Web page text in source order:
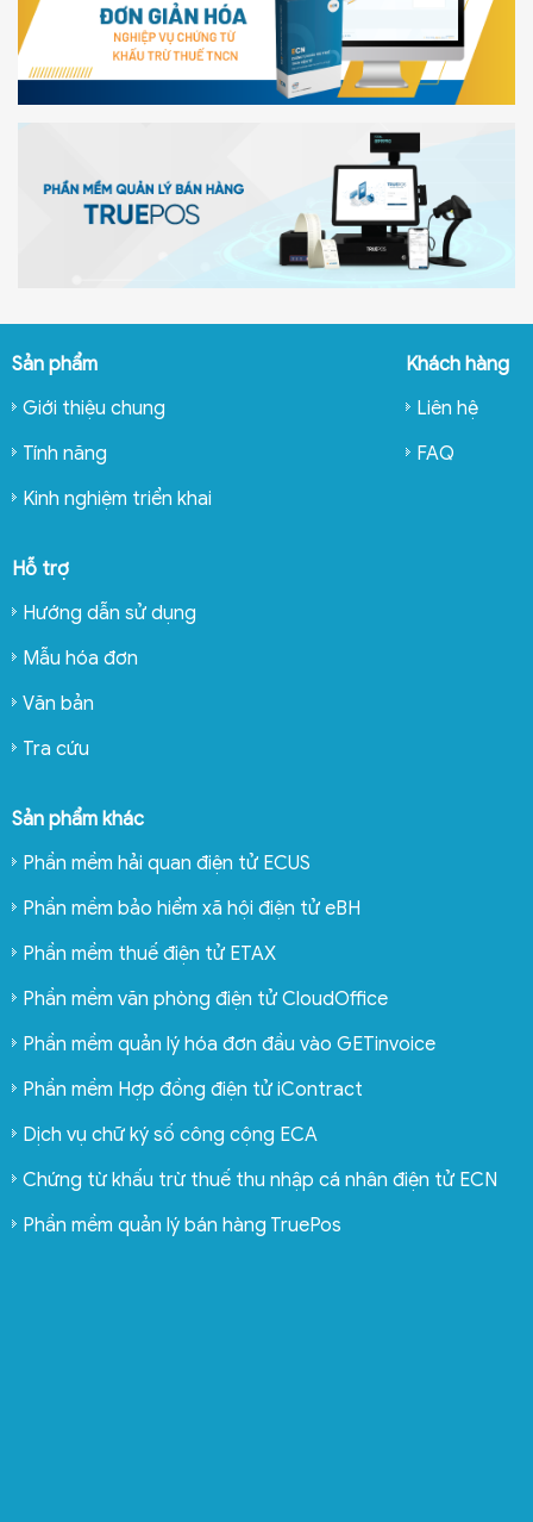
Sản phẩm
Giới thiệu chung
Tính năng
Kinh nghiệm triển khai
Khách hàng
Liên hệ
FAQ
Hỗ trợ
Hướng dẫn sử dụng
Mẫu hóa đơn
Văn bản
Tra cứu
Sản phẩm khác
Phần mềm hải quan điện tử ECUS
Phần mềm bảo hiểm xã hội điện tử eBH
Phần mềm thuế điện tử ETAX
Phần mềm văn phòng điện tử CloudOffice
Phần mềm quản lý hóa đơn đầu vào GETinvoice
Phần mềm Hợp đồng điện tử iContract
Dịch vụ chữ ký số công cộng ECA
Chứng từ khấu trừ thuế thu nhập cá nhân điện tử ECN
Phần mềm quản lý bán hàng TruePos